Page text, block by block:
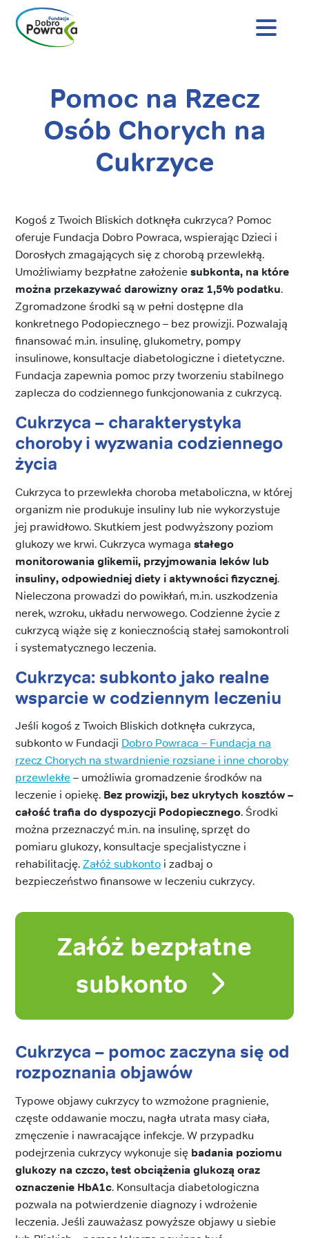
Nagłówek
Pomoc na Rzecz
Osób Chorych na
Cukrzyce
Kogoś z Twoich Bliskich dotknęła cukrzyca? Pomoc
oferuje Fundacja Dobro Powraca, wspierając Dzieci i
Dorosłych zmagających się z chorobą przewlekłą.
Umożliwiamy bezpłatne założeniesubkonta, na które
można przekazywać darowizny oraz 1,5% podatku.
Zgromadzone środki są w pełni dostępne dla
konkretnego Podopiecznego – bez prowizji. Pozwalają
finansować m.in. insulinę, glukometry, pompy
insulinowe, konsultacje diabetologiczne i dietetyczne.
Fundacja zapewnia pomoc przy tworzeniu stabilnego
zaplecza do codziennego funkcjonowania z cukrzycą.
Cukrzyca – charakterystyka
choroby i wyzwania codziennego
życia
Cukrzyca to przewlekła choroba metaboliczna, w której
organizm nie produkuje insuliny lub nie wykorzystuje
jej prawidłowo. Skutkiem jest podwyższony poziom
glukozy we krwi. Cukrzyca wymaga stałego
monitorowania glikemii, przyjmowania leków lub
insuliny, odpowiedniej diety i aktywności fizycznej.
Nieleczona prowadzi do powikłań, m.in. uszkodzenia
nerek, wzroku, układu nerwowego. Codzienne życie z
cukrzycą wiąże się z koniecznością stałej samokontroli
i systematycznego leczenia.
Cukrzyca: subkonto jako realne
wsparcie w codziennym leczeniu
Jeśli kogoś z Twoich Bliskich dotknęła cukrzyca,
subkonto w Fundacji Dobro Powraca – Fundacja na
rzecz Chorych na stwardnienie rozsiane i inne choroby
przewlekłe– umożliwia gromadzenie środków na
leczenie i opiekę. Bez prowizji, bez ukrytych kosztów –
całość trafia do dyspozycji Podopiecznego. Środki
można przeznaczyć m.in. na insulinę, sprzęt do
pomiaru glukozy, konsultacje specjalistyczne i
rehabilitację.Załóż subkonto i zadbaj o
bezpieczeństwo finansowe w leczeniu cukrzycy.
Załóż bezpłatne
subkonto
Cukrzyca – pomoc zaczyna się od
rozpoznania objawów
Typowe objawy cukrzycy to wzmożone pragnienie,
częste oddawanie moczu, nagła utrata masy ciała,
zmęczenie i nawracające infekcje. W przypadku
podejrzenia cukrzycy wykonuje się badania poziomu
glukozy na czczo, test obciążenia glukozą oraz
oznaczenie HbA1c. Konsultacja diabetologiczna
pozwala na potwierdzenie diagnozy i wdrożenie
leczenia. Jeśli zauważasz powyższe objawy u siebie